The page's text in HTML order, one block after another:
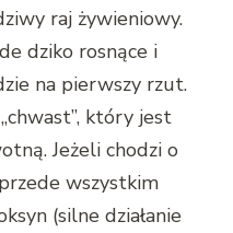
raj żywieniowy.
dziko rosnące i
na pierwszy rzut.
który jest
Jeżeli chodzi o
wszystkim
(silne działanie